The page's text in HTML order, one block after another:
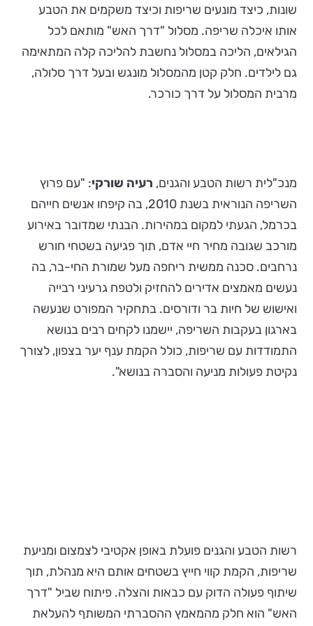
שונות, כיצד מונעים שריפות וכיצד משקמים את הטבע
אותו איכלה שריפה. מסלול "דרך האש" מותאם לכל
הגילאים, הליכה במסלול נחשבת להליכה קלה המתאימה
גם לילדים. חלק קטן מהמסלול מונגש ובעל דרך סלולה,
מרבית המסלול על דרך כורכר.
מנכ"לית רשות הטבע והגנים, רעיה שורקי: "עם פרוץ
השריפה הנוראית בשנת 2010, בה קיפחו אנשים חייהם
בכרמל, הגעתי למקום במהירות. הבנתי שמדובר באירוע
מורכב שגובה מחיר חיי אדם, תוך פגיעה בשטחי חורש
נרחבים. סכנה ממשית ריחפה מעל שמורת החי-בר, בה
נעשים מאמצים אדירים להחזיק ולטפח גרעיני רבייה
ואישוש של חיות בר ודורסים. בתחקיר המפורט שנעשה
בארגון בעקבות השריפה, יישמנו לקחים רבים בנושא
התמודדות עם שריפות, כולל הקמת ענף יער בצפון, לצורך
נקיטת פעולות מניעה והסברה בנושא".
רשות הטבע והגנים פועלת באופן אקטיבי לצמצום ומניעת
שריפות, הקמת קווי חייץ בשטחים אותם היא מנהלת, תוך
שיתוף פעולה הדוק עם כבאות והצלה. פיתוח שביל "דרך
האש" הוא חלק מהמאמץ ההסברתי המשותף להעלאת